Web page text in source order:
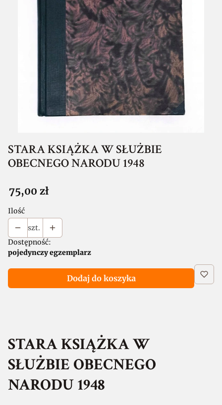
STARA KSIĄŻKA W SŁUŻBIE
OBECNEGO NARODU 1948
Cena
75,00 zł
Ilość
szt.
Dostępność:
pojedynczy egzemplarz
Dodaj do koszyka
STARA KSIĄŻKA W
SŁUŻBIE OBECNEGO
NARODU 1948